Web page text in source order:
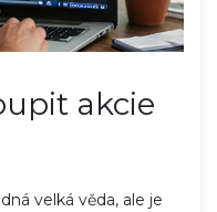
akcie
velká věda, ale je